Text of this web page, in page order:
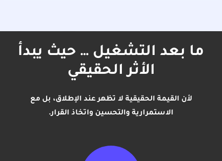
ما بعد التشغيل … حيث يبدأ
الأثر الحقيقي
لأن القيمة الحقيقية لا تظهر عند الإطلاق، بل مع
الاستمرارية والتحسين واتخاذ القرار.